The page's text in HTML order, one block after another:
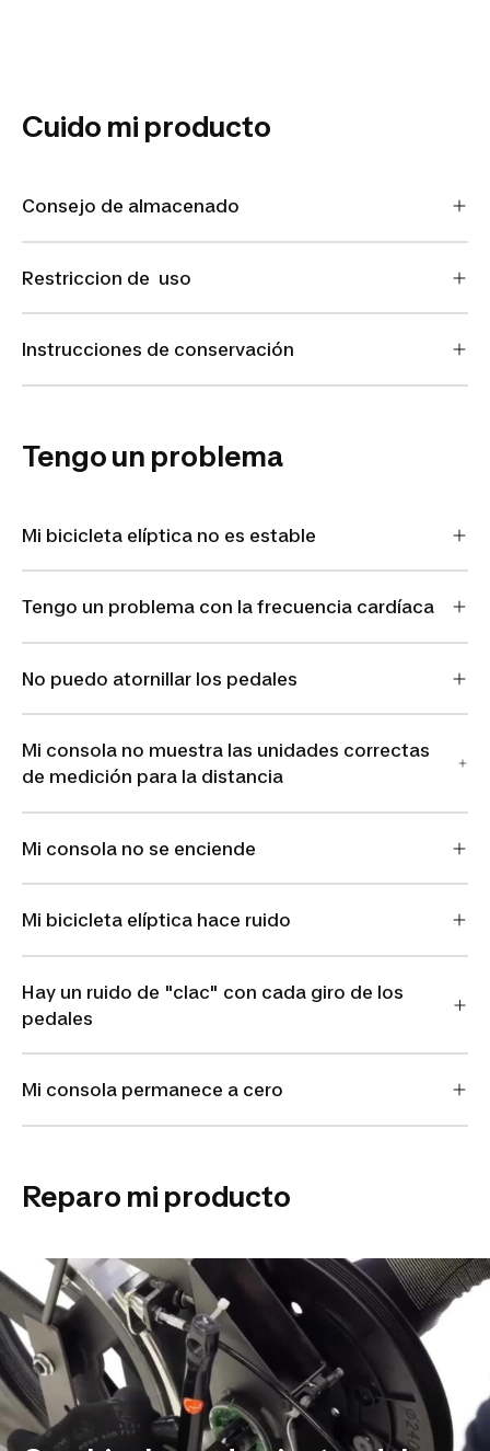
Cuido mi producto
Consejo de almacenado
Restriccion de uso
Instrucciones de conservación
Tengo un problema
Mi bicicleta elíptica no es estable
Tengo un problema con la frecuencia cardíaca
No puedo atornillar los pedales
Mi consola no muestra las unidades correctas
de medición para la distancia
Mi consola no se enciende
Mi bicicleta elíptica hace ruido
Hay un ruido de "clac" con cada giro de los
pedales
Mi consola permanece a cero
Reparo mi producto